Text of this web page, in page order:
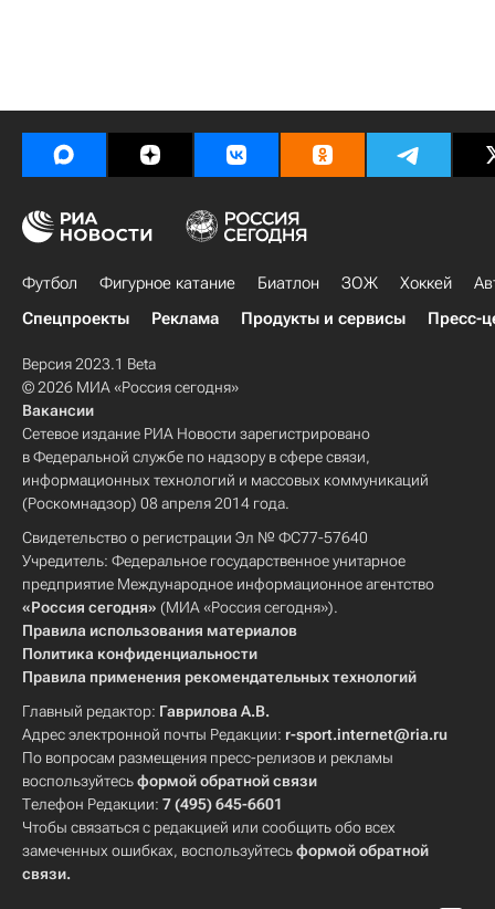
Футбол Фигурное катание Биатлон ЗОЖ Хоккей
Спецпроекты
Реклама Продукты и сервисы Пресс-
Версия 2023.1 Beta
© 2026 МИА «Россия сегодня»
Вакансии
Сетевое издание РИА Новости зарегистрировано
в Федеральной службе по надзору в сфере связи,
информационных технологий и массовых коммуникаций
(Роскомнадзор) 08 апреля 2014 года.
Свидетельство о регистрации Эл № ФС77-57640
Учредитель: Федеральное государственное унитарное
предприятие Международное информационное агентство
«Россия сегодня» (МИА «Россия сегодня»).
Правила использования материалов
Политика конфиденциальности
Правила применения рекомендательных технологий
Главный редактор: Гаврилова А.В.
Адрес электронной почты Редакции: r-sport.internet@ria.ru
По вопросам размещения пресс-релизов и рекламы
воспользуйтесьформой обратной связи
Телефон Редакции: 7 (495) 645-6601
Чтобы связаться с редакцией или сообщить обо всех
замеченных ошибках, воспользуйтесьформой обратной
связи.